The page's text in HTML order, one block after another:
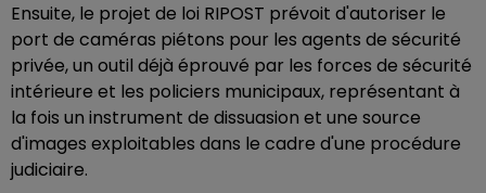
Ensuite, le projet de loi RIPOST prévoit d'autoriser le
port de caméras piétons pour les agents de sécurité
privée, un outil déjà éprouvé par les forces de sécurité
intérieure et les policiers municipaux, représentant à
la fois un instrument de dissuasion et une source
d'images exploitables dans le cadre d'une procédure
judiciaire.